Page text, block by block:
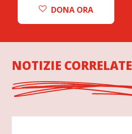
DONA ORA
NOTIZIE CORRELATE